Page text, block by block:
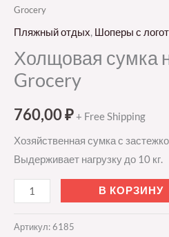
Grocery
Пляжный отдых, Шоперы с
Холщовая сумка
Grocery
760,00₽+ Free Shipping
Хозяйственная сумка с
Выдерживает нагрузку до 10 кг.
В КОРЗИНУ
Артикул:6185